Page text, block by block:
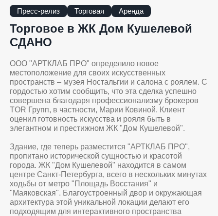
Пресс-релиз Торговая Аренда
Торговое в ЖК Дом Кушелевой
СДАНО
ООО "АРТКЛАБ ПРО" определило новое
местоположение для своих искусственных
пространств – музея Ностальгии и салона с роялем. С
гордостью хотим сообщить, что эта сделка успешно
совершена благодаря профессионализму брокеров
TOR Групп, в частности, Марии Ковиной. Клиент
оценил готовность искусства и рояля быть в
элегантном и престижном ЖК "Дом Кушелевой".
Здание, где теперь разместится "АРТКЛАБ ПРО",
пропитано исторической сущностью и красотой
города. ЖК "Дом Кушелевой" находится в самом
центре Санкт-Петербурга, всего в нескольких минутах
ходьбы от метро "Площадь Восстания" и
"Маяковская". Благоустроенный двор и окружающая
архитектура этой уникальной локации делают его
подходящим для интерактивного пространства